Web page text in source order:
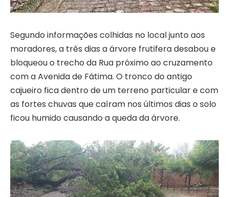
Segundo informações colhidas no local junto aos
moradores, a três dias a árvore frutifera desabou e
bloqueou o trecho da Rua próximo ao cruzamento
com a Avenida de Fátima. O tronco do antigo
cajueiro fica dentro de um terreno particular e com
as fortes chuvas que caíram nos últimos dias o solo
ficou humido causando a queda da árvore.